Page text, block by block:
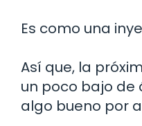
Es como una
Así que, la
un poco bajo de
algo bueno por